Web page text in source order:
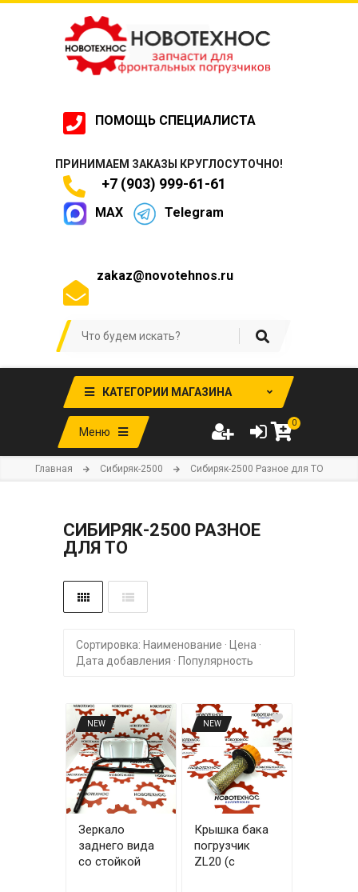
ПОМОЩЬ СПЕЦИАЛИСТА
ПРИНИМАЕМ ЗАКАЗЫ КРУГЛОСУТОЧНО!
+7 (903) 999-61-61
MAX Telegram
zakaz@novotehnos.ru
КАТЕГОРИИ МАГАЗИНА
Меню
0
Главная Cибиряк-2500 Cибиряк-2500 Разное для ТО
CИБИРЯК-2500 РАЗНОЕ
ДЛЯ ТО
Сортировка: Наименование · Цена ·
Дата добавления · Популярность
NEW
Зеркало
заднего вида
со стойкой
NEW
Крышка бака
погрузчик
ZL20 (с